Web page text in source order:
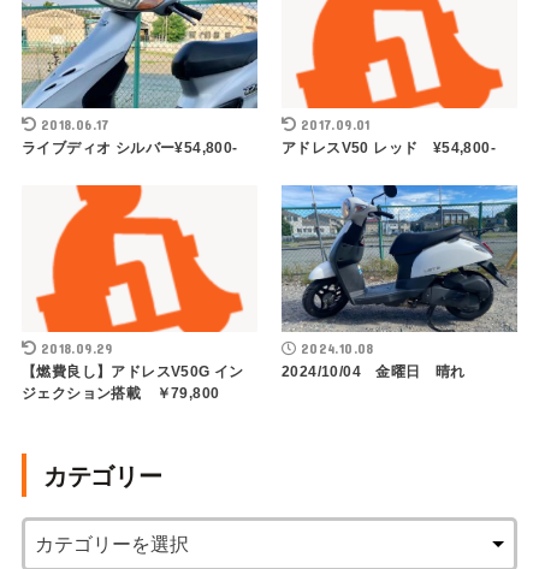
2018.06.17
ライブディオ シルバー¥54,800-
2017.09.01
アドレスV50 レッド ¥54,800-
2018.09.29
【燃費良し】アドレスV50G イン
ジェクション搭載 ￥79,800
2024.10.08
2024/10/04 金曜日 晴れ
カテゴリー